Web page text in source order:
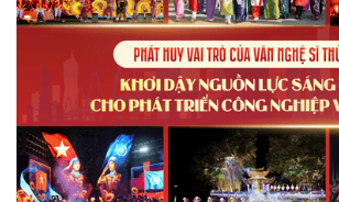
lực cạnh tranh và khẳng định vị thế của
trong kỷ nguyên mới.